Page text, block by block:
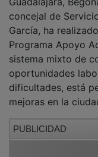
concejal de
García, ha
Programa Apoyo
sistema mixto de
oportunidades
dificultades, está
mejoras en la